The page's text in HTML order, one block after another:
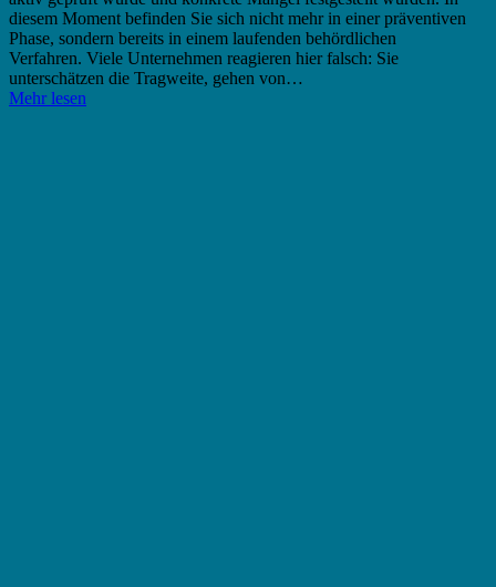
diesem Moment befinden Sie sich nicht mehr in einer präventiven
Phase, sondern bereits in einem laufenden behördlichen
Verfahren. Viele Unternehmen reagieren hier falsch: Sie
unterschätzen die Tragweite, gehen von…
Mehr lesen